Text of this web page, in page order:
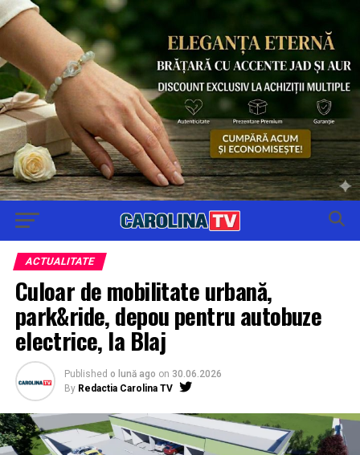
ACTUALITATE
Culoar de mobilitate urbană,
park&ride, depou pentru autobuze
electrice, la Blaj
Published o lună ago on 30.06.2026
By Redactia Carolina TV